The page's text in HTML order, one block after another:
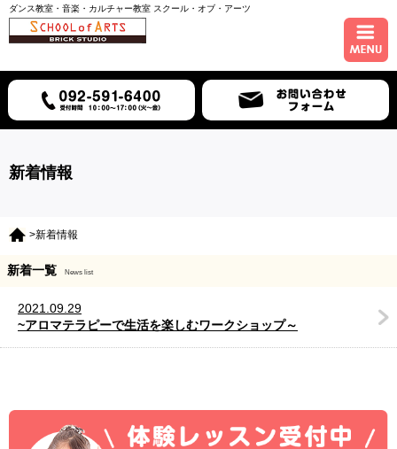
ダンス教室・音楽・カルチャー教室 スクール・オブ・アーツ
ホーム
コース紹介
新着情報
>新着情報
新着一覧 News list
2021.09.29
~アロマテラピーで生活を楽しむワークショップ～